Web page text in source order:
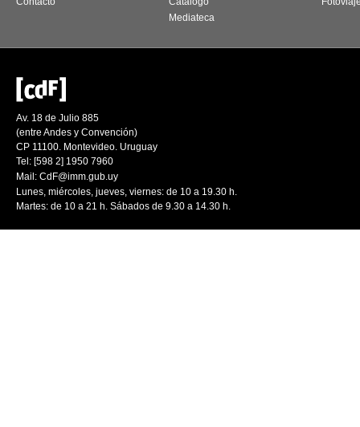
Mediateca
Av. 18 de Julio 885
(entre Andes y Convención)
CP 11100. Montevideo. Uruguay
Tel: [598 2] 1950 7960
Mail: CdF@imm.gub.uy
Lunes, miércoles, jueves, viernes: de 10 a 19.30 h.
Martes: de 10 a 21 h. Sábados de 9.30 a 14.30 h.